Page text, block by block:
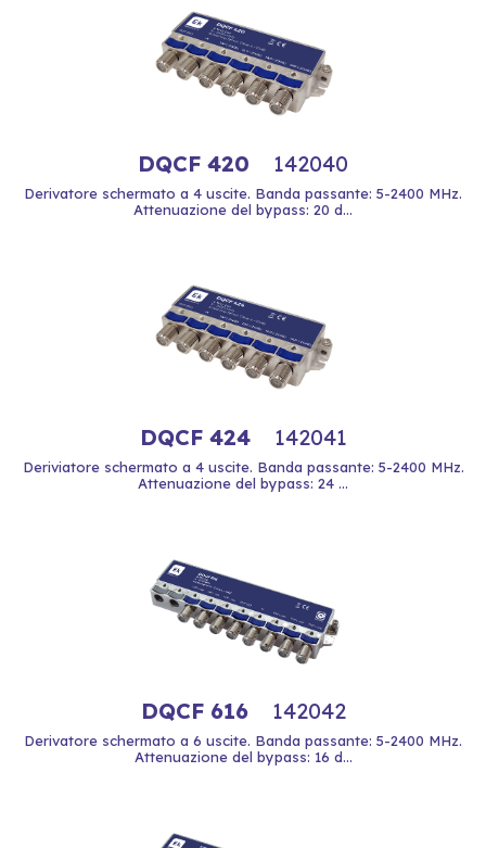
DQCF 420 142040
Derivatore schermato a 4 uscite. Banda passante: 5-2400 MHz.
Attenuazione del bypass: 20 d...
DQCF 424 142041
Deriviatore schermato a 4 uscite. Banda passante: 5-2400 MHz.
Attenuazione del bypass: 24 ...
DQCF 616 142042
Derivatore schermato a 6 uscite. Banda passante: 5-2400 MHz.
Attenuazione del bypass: 16 d...